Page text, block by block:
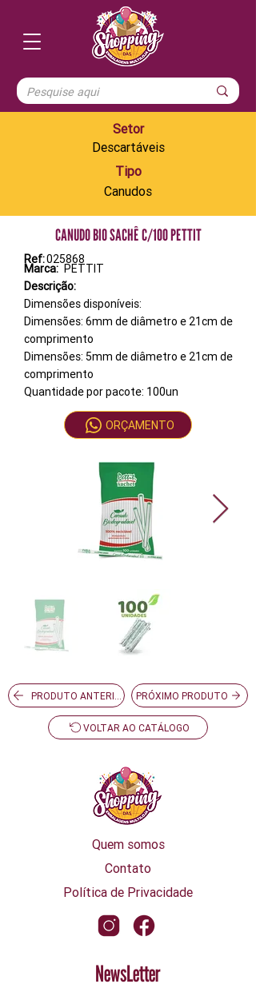
Setor
Descartáveis
Tipo
Canudos
CANUDO BIO SACHÊ C/100 PETTIT
Ref:025868
Marca: PETTIT
Descrição:
Dimensões disponíveis:
Dimensões: 6mm de diâmetro e 21cm de
comprimento
Dimensões: 5mm de diâmetro e 21cm de
comprimento
Quantidade por pacote: 100un
ORÇAMENTO
PRODUTO ANTERIOR PRÓXIMO PRODUTO
VOLTAR AO CATÁLOGO
Quem somos
Contato
Política de Privacidade
NewsLetter